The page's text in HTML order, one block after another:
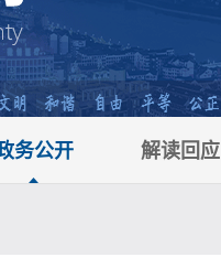
务公开 解读回应